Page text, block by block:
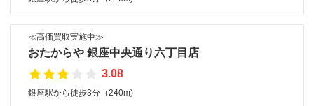
≪高価買取実施中≫
おたからや 銀座中央通り六丁目店
3.08
銀座駅から徒歩3分（240m)